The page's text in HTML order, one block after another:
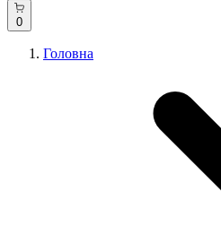
0
Головна